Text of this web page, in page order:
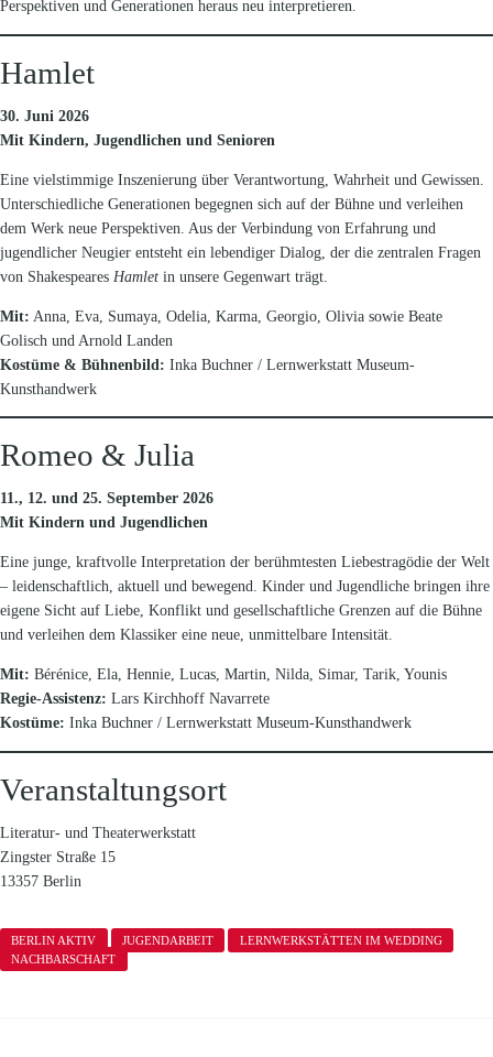
Perspektiven und Generationen heraus neu interpretieren.
Hamlet
30. Juni 2026
Mit Kindern, Jugendlichen und Senioren
Eine vielstimmige Inszenierung über Verantwortung, Wahrheit und Gewissen.
Unterschiedliche Generationen begegnen sich auf der Bühne und verleihen
dem Werk neue Perspektiven. Aus der Verbindung von Erfahrung und
jugendlicher Neugier entsteht ein lebendiger Dialog, der die zentralen Fragen
von Shakespeares Hamlet in unsere Gegenwart trägt.
Mit: Anna, Eva, Sumaya, Odelia, Karma, Georgio, Olivia sowie Beate
Golisch und Arnold Landen
Kostüme & Bühnenbild: Inka Buchner / Lernwerkstatt Museum-
Kunsthandwerk
Romeo & Julia
11., 12. und 25. September 2026
Mit Kindern und Jugendlichen
Eine junge, kraftvolle Interpretation der berühmtesten Liebestragödie der Welt
– leidenschaftlich, aktuell und bewegend. Kinder und Jugendliche bringen ihre
eigene Sicht auf Liebe, Konflikt und gesellschaftliche Grenzen auf die Bühne
und verleihen dem Klassiker eine neue, unmittelbare Intensität.
Mit: Bérénice, Ela, Hennie, Lucas, Martin, Nilda, Simar, Tarik, Younis
Regie-Assistenz: Lars Kirchhoff Navarrete
Kostüme: Inka Buchner / Lernwerkstatt Museum-Kunsthandwerk
Veranstaltungsort
Literatur- und Theaterwerkstatt
Zingster Straße 15
13357 Berlin
BERLIN AKTIV JUGENDARBEIT
LERNWERKSTÄTTEN IM WEDDING
NACHBARSCHAFT